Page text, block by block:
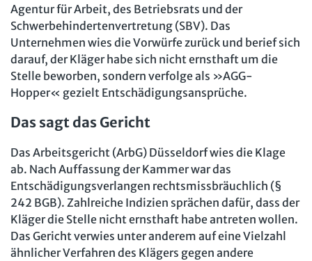
Agentur für Arbeit, des Betriebsrats und der
Schwerbehindertenvertretung (SBV). Das
Unternehmen wies die Vorwürfe zurück und berief sich
darauf, der Kläger habe sich nicht ernsthaft um die
Stelle beworben, sondern verfolge als »AGG-
Hopper« gezielt Entschädigungsansprüche.
Das sagt das Gericht
Das Arbeitsgericht (ArbG) Düsseldorf wies die Klage
ab. Nach Auffassung der Kammer war das
Entschädigungsverlangen rechtsmissbräuchlich (§
242 BGB). Zahlreiche Indizien sprächen dafür, dass der
Kläger die Stelle nicht ernsthaft habe antreten wollen.
Das Gericht verwies unter anderem auf eine Vielzahl
ähnlicher Verfahren des Klägers gegen andere